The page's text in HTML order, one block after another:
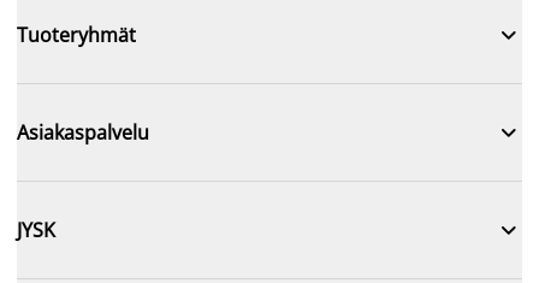
Tuoteryhmät 
Asiakaspalvelu 
JYSK 